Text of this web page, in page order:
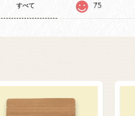
すべて 75